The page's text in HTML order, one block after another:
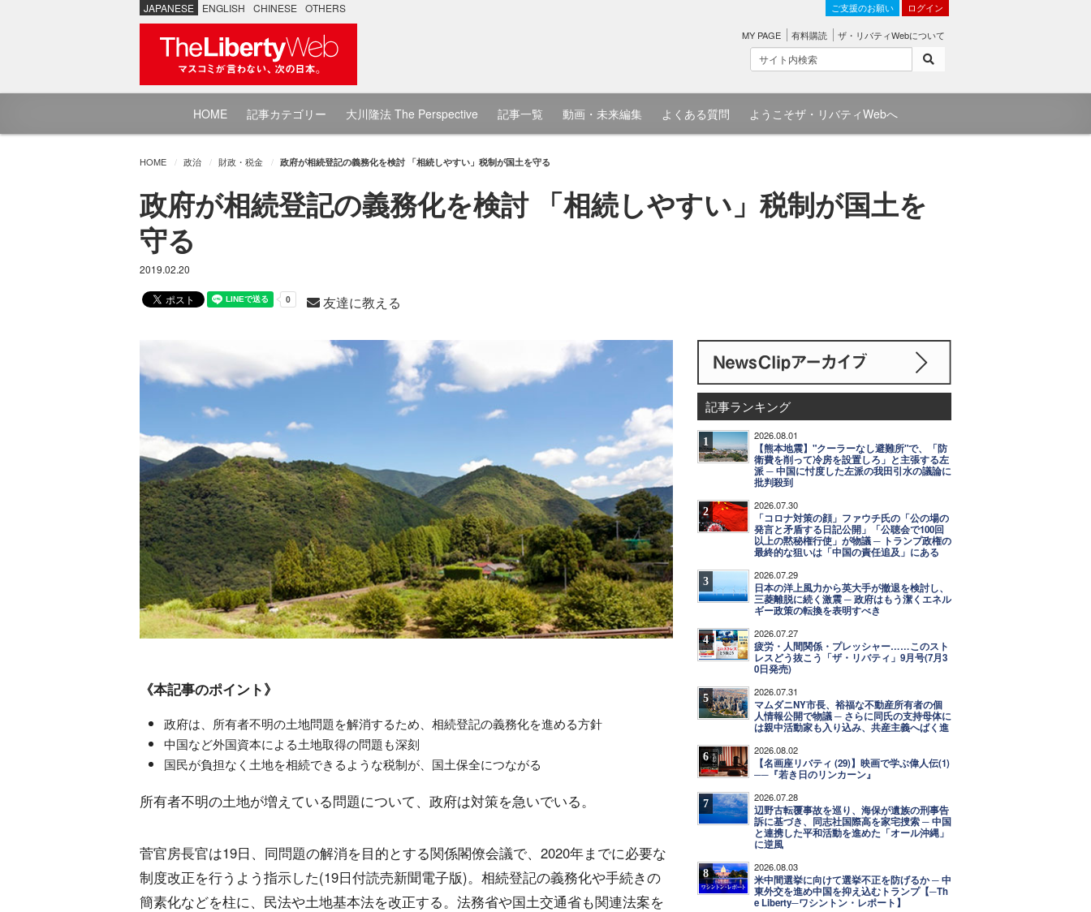
JAPANESE ENGLISH CHINESE OTHERS ご支援のお願い ログイン
MY PAGE 有料購読 ザ・リバティWebについて
HOME 記事カテゴリー 大川隆法 The Perspective 記事一覧 動画・未来編集 よくある質問 ようこそザ・リバティWebへ
HOME 政治 財政・税金 政府が相続登記の義務化を検討 「相続しやすい」税制が国土を守る
政府が相続登記の義務化を検討 「相続しやすい」税制が国土を
守る
2019.02.20
友達に教える
《本記事のポイント》
政府は、所有者不明の土地問題を解消するため、相続登記の義務化を進める方針
中国など外国資本による土地取得の問題も深刻
国民が負担なく土地を相続できるような税制が、国土保全につながる
所有者不明の土地が増えている問題について、政府は対策を急いでいる。
菅官房長官は19日、同問題の解消を目的とする関係閣僚会議で、2020年までに必要な
制度改正を行うよう指示した(19日付読売新聞電子版)。相続登記の義務化や手続きの
簡素化などを柱に、民法や土地基本法を改正する。法務省や国土交通省も関連法案を
記事ランキング
1 2026.08.01
【熊本地震】"クーラーなし避難所"で、「防
衛費を削って冷房を設置しろ」と主張する左
派 ─ 中国に忖度した左派の我田引水の議論に
批判殺到
2 2026.07.30
「コロナ対策の顔」ファウチ氏の「公の場の
発言と矛盾する日記公開」「公聴会で100回
以上の黙秘権行使」が物議 ─ トランプ政権の
最終的な狙いは「中国の責任追及」にある
3 2026.07.29
日本の洋上風力から英大手が撤退を検討し、
三菱離脱に続く激震 ─ 政府はもう潔くエネル
ギー政策の転換を表明すべき
4 2026.07.27
疲労・人間関係・プレッシャー……このスト
レスどう抜こう「ザ・リバティ」9月号(7月3
0日発売)
5 2026.07.31
マムダニNY市長、裕福な不動産所有者の個
人情報公開で物議 ─ さらに同氏の支持母体に
は親中活動家も入り込み、共産主義へばく進
6 2026.08.02
【名画座リバティ (29)】映画で学ぶ偉人伝(1)
──『若き日のリンカーン』
7 2026.07.28
辺野古転覆事故を巡り、海保が遺族の刑事告
訴に基づき、同志社国際高を家宅捜索 ─ 中国
と連携した平和活動を進めた「オール沖縄」
に逆風
8 2026.08.03
米中間選挙に向けて選挙不正を防げるか ─ 中
東外交を進め中国を抑え込むトランプ【─Th
e Liberty─ワシントン・レポート】